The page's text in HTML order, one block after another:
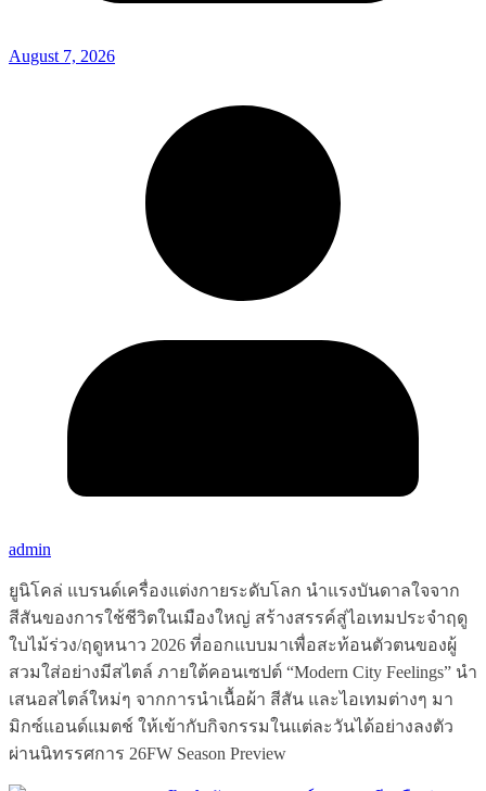
August 7, 2026
admin
ยูนิโคล่ แบรนด์เครื่องแต่งกายระดับโลก นำแรงบันดาลใจจาก
สีสันของการใช้ชีวิตในเมืองใหญ่ สร้างสรรค์สู่ไอเทมประจำฤดู
ใบไม้ร่วง/ฤดูหนาว 2026 ที่ออกแบบมาเพื่อสะท้อนตัวตนของผู้
สวมใส่อย่างมีสไตล์ ภายใต้คอนเซปต์ “Modern City Feelings” นำ
เสนอสไตล์ใหม่ๆ จากการนำเนื้อผ้า สีสัน และไอเทมต่างๆ มา
มิกซ์แอนด์แมตช์ ให้เข้ากับกิจกรรมในแต่ละวันได้อย่างลงตัว
ผ่านนิทรรศการ 26FW Season Preview